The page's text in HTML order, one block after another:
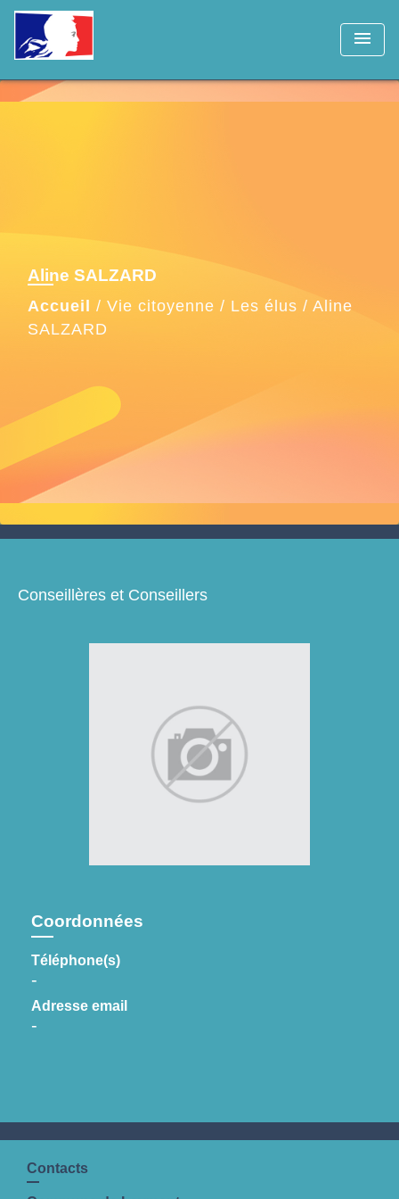
menu
Aline SALZARD
Accueil / Vie citoyenne / Les élus / Aline
SALZARD
Conseillères et Conseillers
Coordonnées
Téléphone(s)
-
Adresse email
-
Contacts